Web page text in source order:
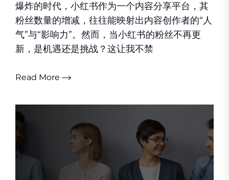
爆炸的时代，小红书作为一个内容分享平台，其
粉丝数量的增减，往往能映射出内容创作者的“人
气”与“影响力”。然而，当小红书的粉丝不再更
新，是机遇还是挑战？这让我不禁
Read More